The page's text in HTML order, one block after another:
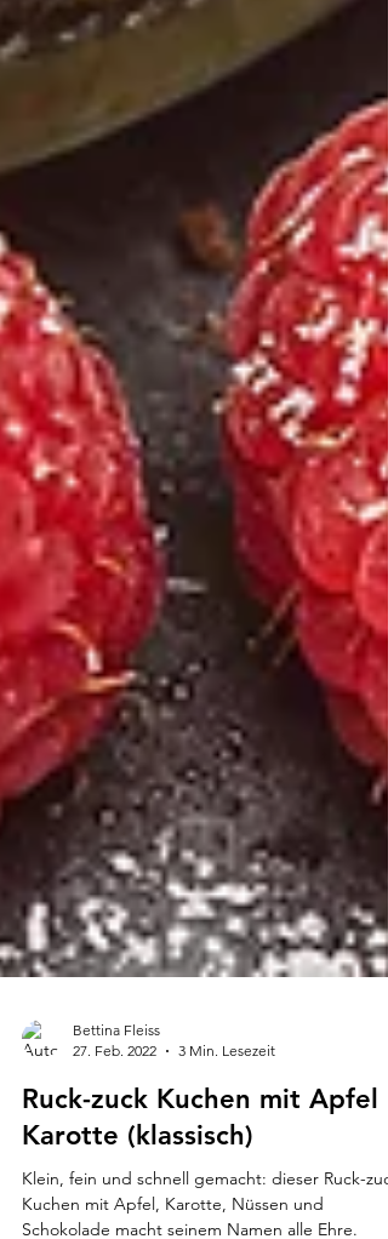
27. Feb. 2022
3 Min. Lesezeit
Ruck-zuck Kuchen mit Apfel
Karotte (klassisch)
Klein, fein und schnell gemacht: dieser Ruck-